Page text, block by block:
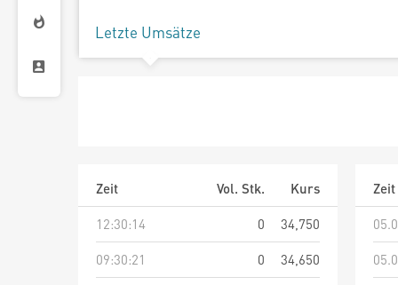
Letzte Umsätze
Zeit Vol. Stk.
Kurs
12:30:14
0
34,750
09:30:21
0
34,650
Zeit